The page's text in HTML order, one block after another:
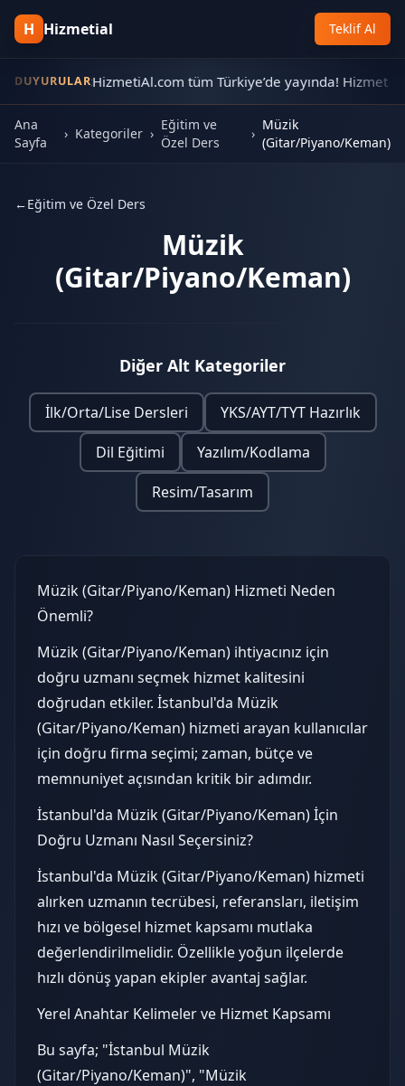
H Hizmetial Teklif Al
DUYURULAR
Yeni Kayıt:HizmetiAl.com tüm Türkiye’de yayında! Hizmet
Ana
Sayfa
› Kategoriler ›
Eğitim ve
Özel Ders
›
Müzik
(Gitar/Piyano/Keman)
←Eğitim ve Özel Ders
Müzik
(Gitar/Piyano/Keman)
Diğer Alt Kategoriler
İlk/Orta/Lise Dersleri
YKS/AYT/TYT Hazırlık
Dil Eğitimi
Yazılım/Kodlama
Resim/Tasarım
Müzik (Gitar/Piyano/Keman) Hizmeti Neden
Önemli?
Müzik (Gitar/Piyano/Keman) ihtiyacınız için
doğru uzmanı seçmek hizmet kalitesini
doğrudan etkiler. İstanbul'da Müzik
(Gitar/Piyano/Keman) hizmeti arayan kullanıcılar
için doğru firma seçimi; zaman, bütçe ve
memnuniyet açısından kritik bir adımdır.
İstanbul'da Müzik (Gitar/Piyano/Keman) İçin
Doğru Uzmanı Nasıl Seçersiniz?
İstanbul'da Müzik (Gitar/Piyano/Keman) hizmeti
alırken uzmanın tecrübesi, referansları, iletişim
hızı ve bölgesel hizmet kapsamı mutlaka
değerlendirilmelidir. Özellikle yoğun ilçelerde
hızlı dönüş yapan ekipler avantaj sağlar.
Yerel Anahtar Kelimeler ve Hizmet Kapsamı
Bu sayfa; "İstanbul Müzik
(Gitar/Piyano/Keman)", "Müzik